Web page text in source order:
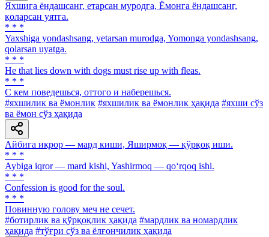
Яхшига ёндашсанг, етарсан муродга, Ёмонга ёндашсанг,
қоларсан уятга.
* * *
Yaxshiga yondashsang, yetarsan murodga, Yomonga yondashsang,
qolarsan uyatga.
* * *
He that lies down with dogs must rise up with fleas.
* * *
С кем поведешься, оттого и наберешься.
#яхшилик ва ёмонлик #яхшилик ва ёмонлик ҳақида #яхши сўз
ва ёмон сўз ҳақида
Айбига иқрор — мард киши, Яширмоқ — қўрқоқ иши.
* * *
Aybiga iqror — mard kishi, Yashirmoq — qo‘rqoq ishi.
* * *
Confession is good for the soul.
* * *
Повинную голову меч не сечет.
#ботирлик ва қўрқоқлик ҳақида #мардлик ва номардлик
ҳақида #тўғри сўз ва ёлғончилик ҳақида